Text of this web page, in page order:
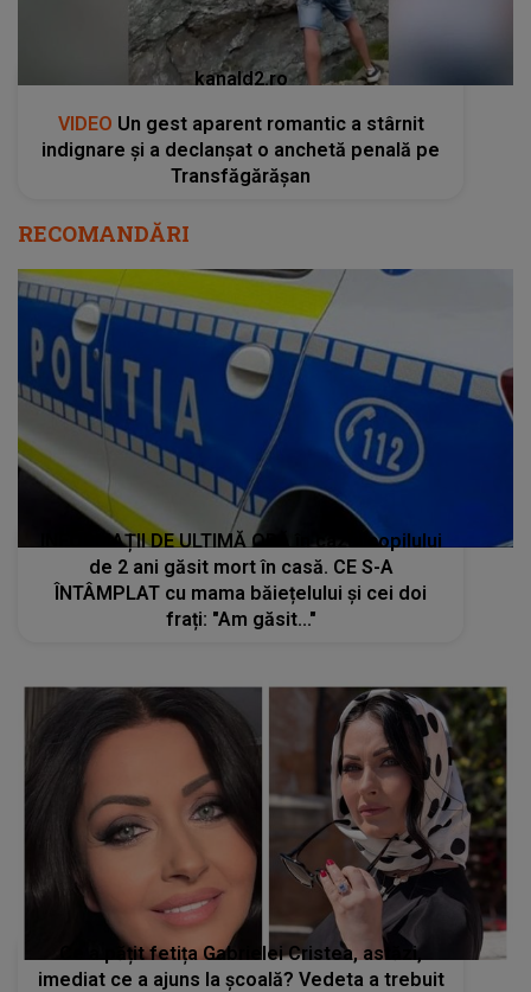
kanald2.ro
VIDEO Un gest aparent romantic a stârnit
indignare și a declanșat o anchetă penală pe
Transfăgărășan
RECOMANDĂRI
INFORMAȚII DE ULTIMĂ ORĂ în cazul copilului
de 2 ani găsit mort în casă. CE S-A
ÎNTÂMPLAT cu mama băiețelului și cei doi
frați: "Am găsit..."
Ce a pățit fetița Gabrielei Cristea, astăzi,
imediat ce a ajuns la școală? Vedeta a trebuit